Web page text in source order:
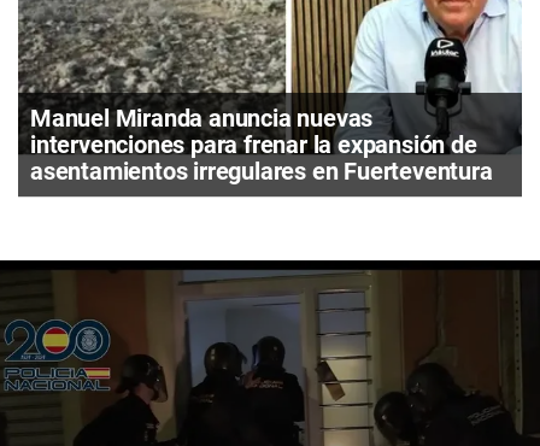
Manuel Miranda anuncia nuevas
intervenciones para frenar la expansión de
asentamientos irregulares en Fuerteventura